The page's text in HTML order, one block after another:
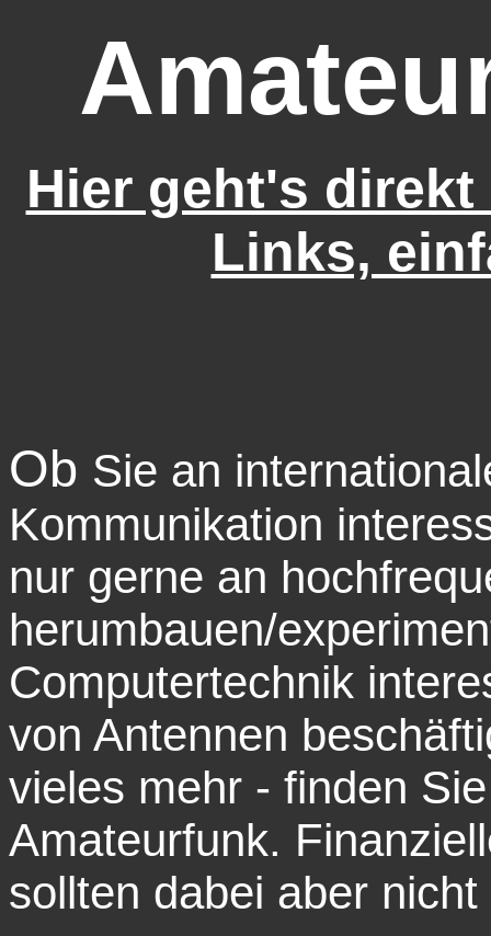
Hier geht's
Links,
Ob Sie an
Kommunikation
nur gerne an
herumbauen/
Computertechnik
von Antennen
vieles mehr - finden
Amateurfunk.
sollten dabei aber